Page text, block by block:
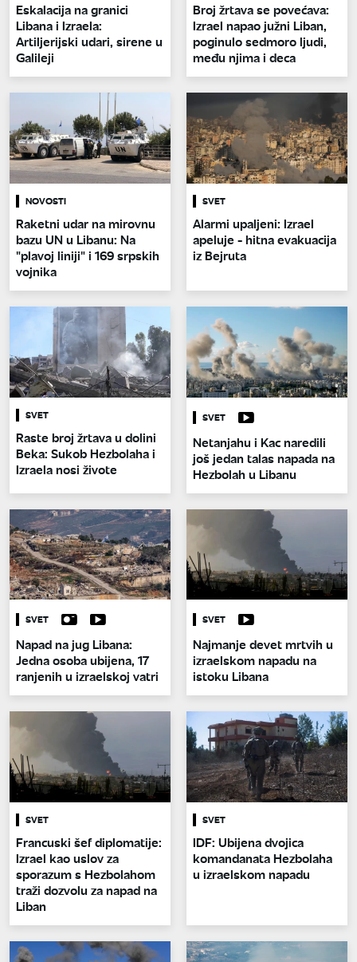
Eskalacija na granici
Libana i Izraela:
Artiljerijski udari, sirene u
Galileji
Broj žrtava se povećava:
Izrael napao južni Liban,
poginulo sedmoro ljudi,
među njima i deca
NOVOSTI
Raketni udar na mirovnu
bazu UN u Libanu: Na
"plavoj liniji" i 169 srpskih
vojnika
SVET
Alarmi upaljeni: Izrael
apeluje - hitna evakuacija
iz Bejruta
SVET
Raste broj žrtava u dolini
Beka: Sukob Hezbolaha i
Izraela nosi živote
SVET
Netanjahu i Kac naredili
još jedan talas napada na
Hezbolah u Libanu
SVET
Napad na jug Libana:
Jedna osoba ubijena, 17
ranjenih u izraelskoj vatri
SVET
Najmanje devet mrtvih u
izraelskom napadu na
istoku Libana
SVET
Francuski šef diplomatije:
Izrael kao uslov za
sporazum s Hezbolahom
traži dozvolu za napad na
Liban
SVET
IDF: Ubijena dvojica
komandanata Hezbolaha
u izraelskom napadu